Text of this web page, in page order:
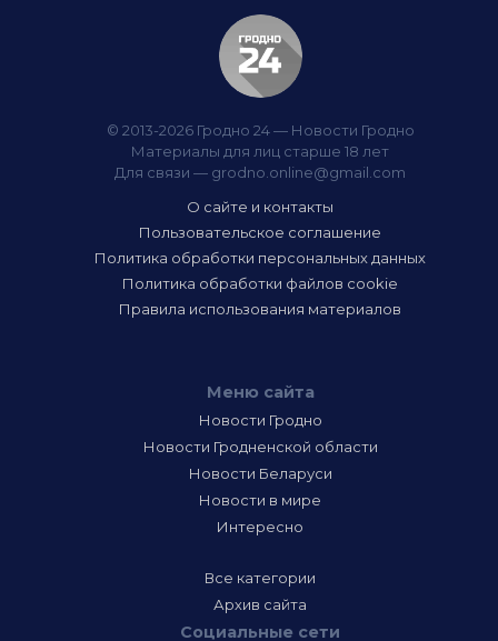
© 2013-2026 Гродно 24 — Новости Гродно
Материалы для лиц старше 18 лет
Для связи — grodno.online@gmail.com
О сайте и контакты
Пользовательское соглашение
Политика обработки персональных данных
Политика обработки файлов cookie
Правила использования материалов
Меню сайта
Новости Гродно
Новости Гродненской области
Новости Беларуси
Новости в мире
Интересно
Все категории
Архив сайта
Социальные сети